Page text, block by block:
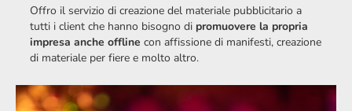
Offro il servizio di creazione del materiale pubblicitario a
tutti i client che hanno bisogno di promuovere la propria
impresa anche offline con affissione di manifesti, creazione
di materiale per fiere e molto altro.